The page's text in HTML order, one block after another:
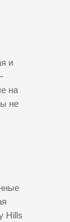
и
на
не
Hills